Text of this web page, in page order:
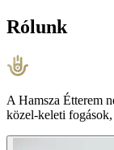
Rólunk
A Hamsza Étterem
közel-keleti